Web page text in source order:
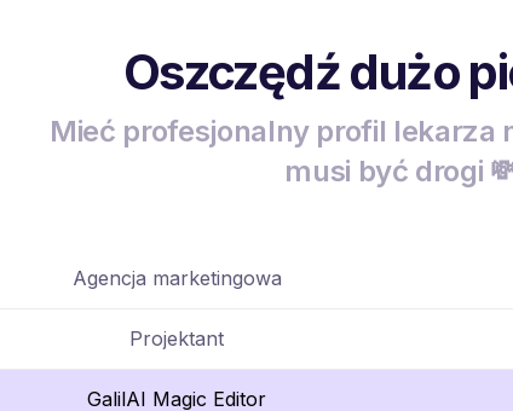
Oszczędź dużo
Mieć profesjonalny profil lekarza
musi być drogi
Agencja marketingowa
Projektant
GalilAI Magic Editor